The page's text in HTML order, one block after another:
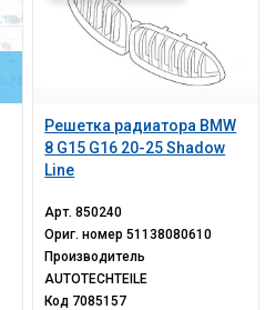
Решетка радиатора BMW
8 G15 G16 20-25 Shadow
Line
Арт.850240
Ориг. номер51138080610
Производитель
AUTOTECHTEILE
Код 7085157